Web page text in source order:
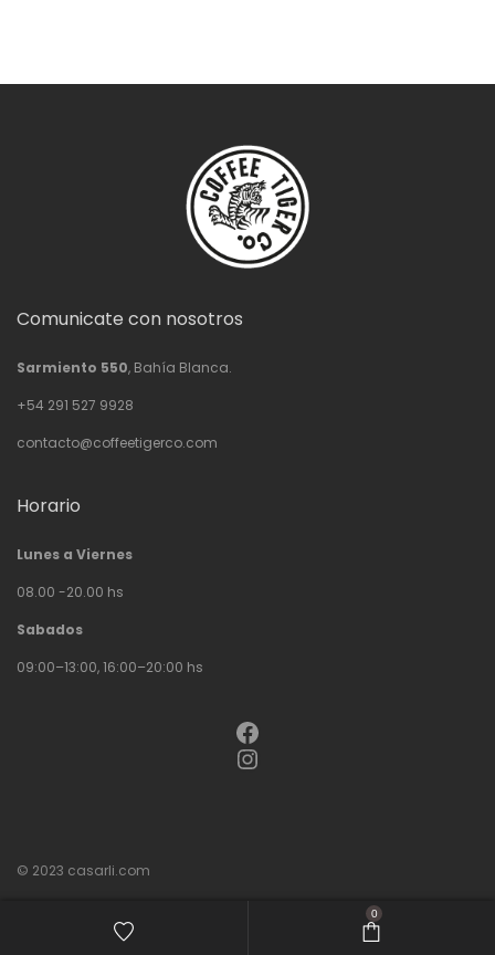
Comunicate con nosotros
Sarmiento 550, Bahía Blanca.
+54 291 527 9928
contacto@coffeetigerco.com
Horario
Lunes a Viernes
08.00 -20.00 hs
Sabados
09:00–13:00, 16:00–20:00 hs
Facebook
Instagram
© 2023 casarli.com
0